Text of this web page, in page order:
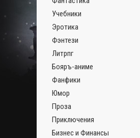
Учебники
Эротика
Фэнтези
Литрпг
Бояръ-аниме
Фанфики
Юмор
Проза
Приключения
Бизнес и Финансы